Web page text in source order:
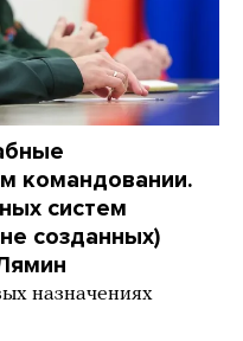
командовании.
систем
созданных)
назначениях